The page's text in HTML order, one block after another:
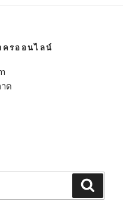
รออนไลน์
ด